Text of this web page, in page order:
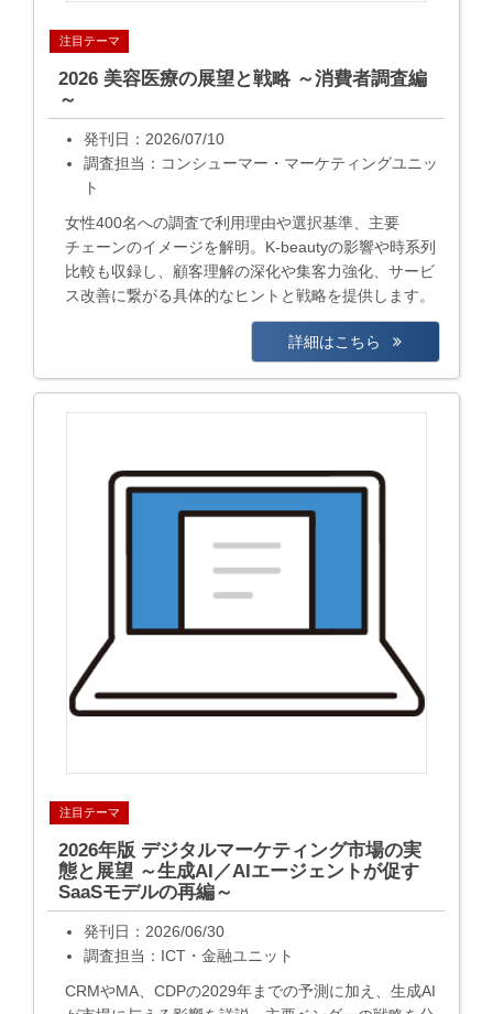
注目テーマ
2026 美容医療の展望と戦略 ～消費者調査編
～
発刊日：2026/07/10
調査担当：コンシューマー・マーケティングユニッ
ト
女性400名への調査で利用理由や選択基準、主要
チェーンのイメージを解明。K-beautyの影響や時系列
比較も収録し、顧客理解の深化や集客力強化、サービ
ス改善に繋がる具体的なヒントと戦略を提供します。
詳細はこちら
注目テーマ
2026年版 デジタルマーケティング市場の実
態と展望 ～生成AI／AIエージェントが促す
SaaSモデルの再編～
発刊日：2026/06/30
調査担当：ICT・金融ユニット
CRMやMA、CDPの2029年までの予測に加え、生成AI